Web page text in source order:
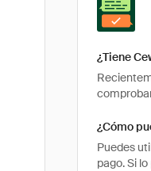
¿Tiene
¿Cómo
Puedes
pago. Si